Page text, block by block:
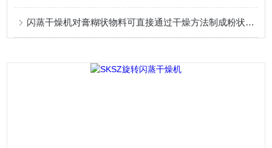
闪蒸干燥机对膏糊状物料可直接通过干燥方法制成粉状干燥以及产品